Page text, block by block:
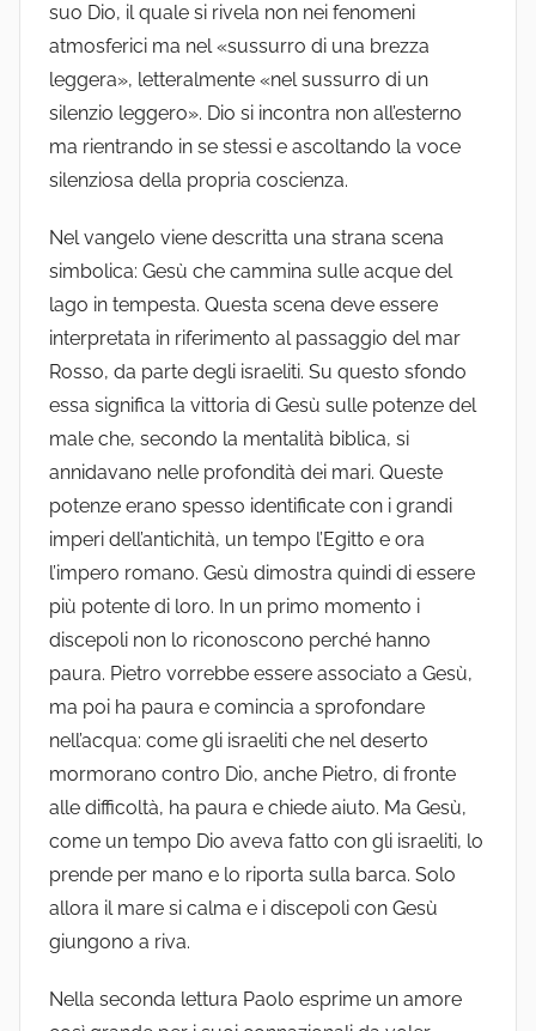
suo Dio, il quale si rivela non nei fenomeni
atmosferici ma nel «sussurro di una brezza
leggera», letteralmente «nel sussurro di un
silenzio leggero». Dio si incontra non all’esterno
ma rientrando in se stessi e ascoltando la voce
silenziosa della propria coscienza.
Nel vangelo viene descritta una strana scena
simbolica: Gesù che cammina sulle acque del
lago in tempesta. Questa scena deve essere
interpretata in riferimento al passaggio del mar
Rosso, da parte degli israeliti. Su questo sfondo
essa significa la vittoria di Gesù sulle potenze del
male che, secondo la mentalità biblica, si
annidavano nelle profondità dei mari. Queste
potenze erano spesso identificate con i grandi
imperi dell’antichità, un tempo l’Egitto e ora
l’impero romano. Gesù dimostra quindi di essere
più potente di loro. In un primo momento i
discepoli non lo riconoscono perché hanno
paura. Pietro vorrebbe essere associato a Gesù,
ma poi ha paura e comincia a sprofondare
nell’acqua: come gli israeliti che nel deserto
mormorano contro Dio, anche Pietro, di fronte
alle difficoltà, ha paura e chiede aiuto. Ma Gesù,
come un tempo Dio aveva fatto con gli israeliti, lo
prende per mano e lo riporta sulla barca. Solo
allora il mare si calma e i discepoli con Gesù
giungono a riva.
Nella seconda lettura Paolo esprime un amore